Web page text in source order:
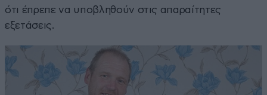
ότι έπρεπε να υποβληθούν στις απαραίτητες
εξετάσεις.